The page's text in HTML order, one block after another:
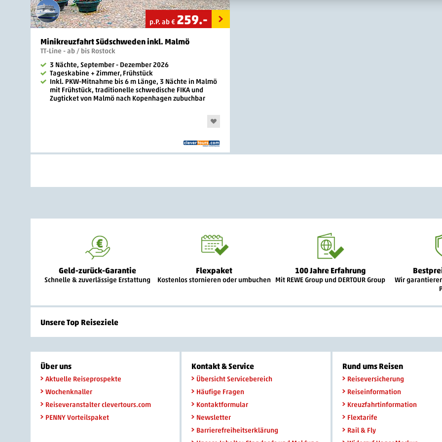
p.P. ab € 259.-
Minikreuzfahrt Südschweden inkl. Malmö
TT-Line - ab / bis Rostock
3 Nächte, September - Dezember 2026
Tageskabine + Zimmer, Frühstück
Inkl. PKW-Mitnahme bis 6 m Länge, 3 Nächte in Malmö
mit Frühstück, traditionelle schwedische FIKA und
Zugticket von Malmö nach Kopenhagen zubuchbar
Geld-zurück-Garantie
Schnelle & zuverlässige Erstattung
Flexpaket
Kostenlos stornieren oder umbuchen
100 Jahre Erfahrung
Mit REWE Group und DERTOUR Group
Wir
Unsere Top Reiseziele
Über uns
Aktuelle Reiseprospekte
Wochenknaller
Reiseveranstalter clevertours.com
PENNY Vorteilspaket
Kontakt & Service
Übersicht Servicebereich
Häufige Fragen
Kontaktformular
Newsletter
Barrierefreiheitserklärung
Rund ums Reisen
Reiseversicherung
Reiseinformation
Kreuzfahrtinformation
Flextarife
Rail & Fly